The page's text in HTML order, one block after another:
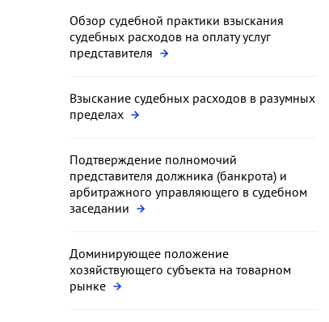
Обзор судебной практики взыскания
судебных расходов на оплату услуг
представителя
Взыскание судебных расходов в разумных
пределах
Подтверждение полномочий
представителя должника (банкрота) и
арбитражного управляющего в судебном
заседании
Доминирующее положение
хозяйствующего субъекта на товарном
рынке